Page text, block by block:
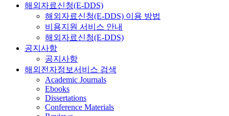
해외자료신청(E-DDS)
해외자료신청(E-DDS) 이용 방법
비용지원 서비스 안내
해외자료신청(E-DDS)
공지사항
공지사항
해외전자정보서비스 검색
Academic Journals
Ebooks
Dissertations
Conference Materials